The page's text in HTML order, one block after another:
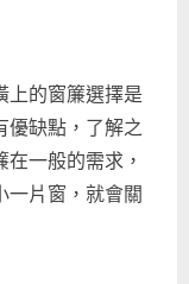
上的窗簾選擇是
優缺點，了解之
一般的需求，
一片窗，就會關